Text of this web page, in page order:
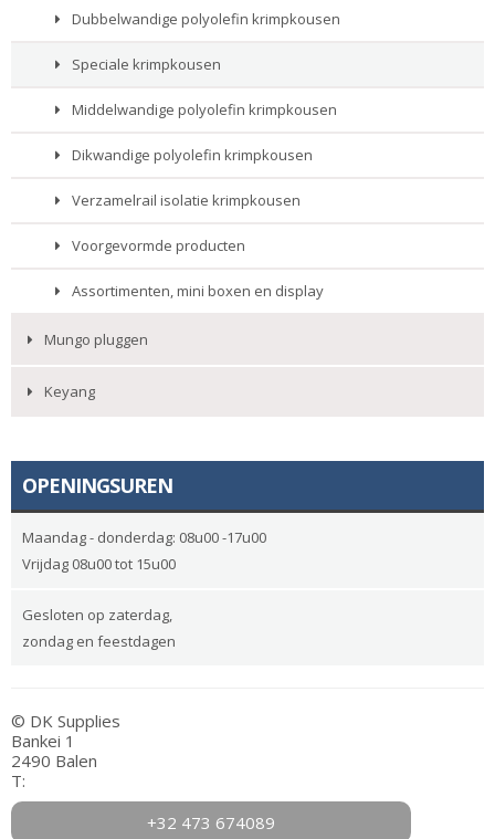
Dubbelwandige polyolefin krimpkousen
Speciale krimpkousen
Middelwandige polyolefin krimpkousen
Dikwandige polyolefin krimpkousen
Verzamelrail isolatie krimpkousen
Voorgevormde producten
Assortimenten, mini boxen en display
Mungo pluggen
Keyang
OPENINGSUREN
Maandag - donderdag: 08u00 -17u00
Vrijdag 08u00 tot 15u00
Gesloten op zaterdag,
zondag en feestdagen
© DK Supplies
Bankei 1
2490 Balen
T:
+32 473 674089